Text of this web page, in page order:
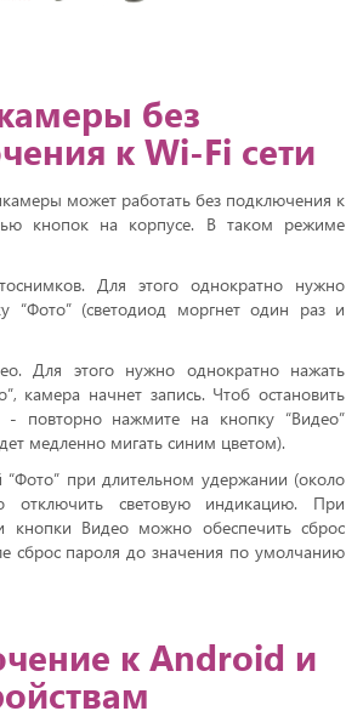
без
к Wi-Fi сети
может работать без подключения к
кнопок на корпусе. В таком режиме
Для этого однократно нужно
“Фото” (светодиод моргнет один раз и
Для этого нужно однократно нажать
камера начнет запись. Чтоб остановить
- повторно нажмите на кнопку “Видео”
медленно мигать синим цветом).
“Фото” при длительном удержании (около
отключить световую индикацию. При
кнопки Видео можно обеспечить сброс
сброс пароля до значения по умолчанию
к Android и